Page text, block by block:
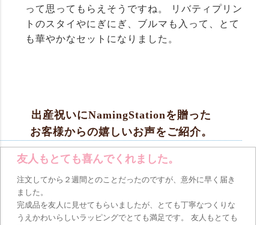
って思ってもらえそうですね。 リバティプリン
トのスタイやにぎにぎ、ブルマも入って、とて
も華やかなセットになりました。
出産祝いにNamingStationを贈った
お客様からの嬉しいお声をご紹介。
友人もとても喜んでくれました。
注文してから２週間とのことだったのですが、意外に早く届き
ました。
完成品を友人に見せてもらいましたが、とても丁寧なつくりな
うえかわいらしいラッピングでとても満足です。 友人もとても